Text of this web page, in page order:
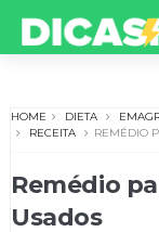
HOME DIETA
RECEITA
REMÉDIO
Remédio
Usados